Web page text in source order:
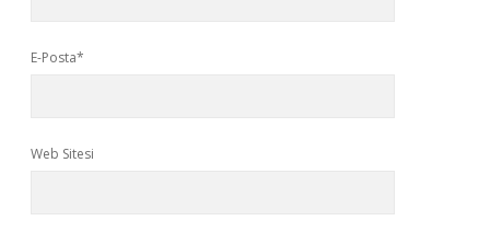
E-Posta*
Web Sitesi